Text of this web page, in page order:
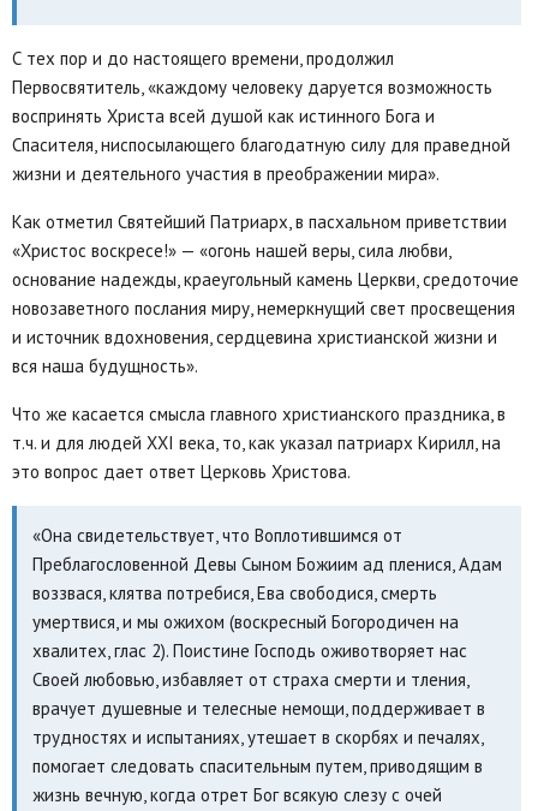
С тех пор и до настоящего времени, продолжил
Первосвятитель, «каждому человеку даруется возможность
воспринять Христа всей душой как истинного Бога и
Спасителя, ниспосылающего благодатную силу для праведной
жизни и деятельного участия в преображении мира».
Как отметил Святейший Патриарх, в пасхальном приветствии
«Христос воскресе!» — «огонь нашей веры, сила любви,
основание надежды, краеугольный камень Церкви, средоточие
новозаветного послания миру, немеркнущий свет просвещения
и источник вдохновения, сердцевина христианской жизни и
вся наша будущность».
Что же касается смысла главного христианского праздника, в
т.ч. и для людей XXI века, то, как указал патриарх Кирилл, на
это вопрос дает ответ Церковь Христова.
«Она свидетельствует, что Воплотившимся от
Преблагословенной Девы Сыном Божиим ад пленися, Адам
воззвася, клятва потребися, Ева свободися, смерть
умертвися, и мы ожихом (воскресный Богородичен на
хвалитех, глас 2). Поистине Господь оживотворяет нас
Своей любовью, избавляет от страха смерти и тления,
врачует душевные и телесные немощи, поддерживает в
трудностях и испытаниях, утешает в скорбях и печалях,
помогает следовать спасительным путем, приводящим в
жизнь вечную, когда отрет Бог всякую слезу с очей